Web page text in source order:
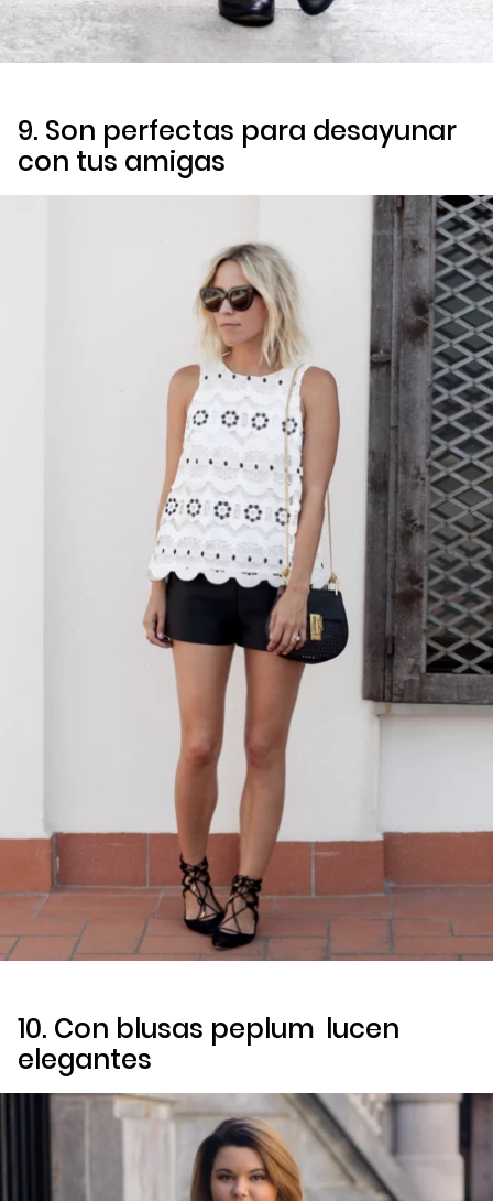
9. Son perfectas para desayunar
con tus amigas
10. Con blusas peplum lucen
elegantes